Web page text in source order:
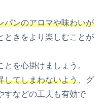
パンのアロマや味わいが
ときをより楽しむことが
を心掛けましょう。
してしまわないよう 、グ
すなどの工夫も有効で